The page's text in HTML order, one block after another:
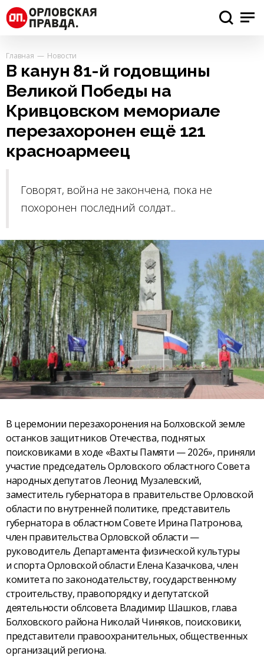
Главная Новости
В канун 81-й годовщины
Великой Победы на
Кривцовском мемориале
перезахоронен ещё 121
красноармеец
Говорят, война не закончена, пока не
похоронен последний солдат...
В церемонии перезахоронения на Болховской земле
останков защитников Отечества, поднятых
поисковиками в ходе «Вахты Памяти — 2026», приняли
участие председатель Орловского областного Совета
народных депутатов Леонид Музалевский,
заместитель губернатора в правительстве Орловской
области по внутренней политике, представитель
губернатора в областном Совете Ирина Патронова,
член правительства Орловской области —
руководитель Департамента физической культуры
и спорта Орловской области Елена Казачкова, член
комитета по законодательству, государственному
строительству, правопорядку и депутатской
деятельности облсовета Владимир Шашков, глава
Болховского района Николай Чиняков, поисковики,
представители правоохранительных, общественных
организаций региона.